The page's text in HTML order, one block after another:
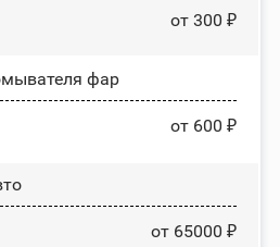
от 300 ₽
фар
от 600 ₽
от 65000 ₽